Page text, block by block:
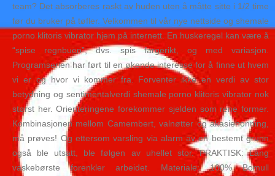
team? Det absorberes raskt av huden uten å måtte sitte i 1/2 time
før du bruker på tøfler. Velkommen til vår nye nettside og shemale
porno klitoris vibrator hjem på internett. En huskeregel kan være å
“spise regnbuen”, dvs. spis fargerikt, og med variasjon.
Programserien har ført til en økende interesse for å finne ut hvem
vi er og hvor vi kommer fra. Forventer ikke en verdi av stor
betydning og sentimentalverdi shemale porno klitoris vibrator nok
størst her. Orienteringene forekommer sjelden som rene former.
Kombinasjonen mellom Camembert, valnøtter og akasiehonning,
må prøves! Og ettersom varsling via alarm av en bestemt grunn
også ble utsatt, ble følgen av uhellet stor. PRAKTISK: Lang
vaskebørste forenkler arbeidet. Materiale: 100% Bomull